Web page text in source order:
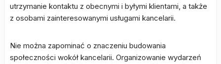
utrzymanie kontaktu z obecnymi i byłymi klientami, a także
z osobami zainteresowanymi usługami kancelarii.
Nie można zapominać o znaczeniu budowania
społeczności wokół kancelarii. Organizowanie wydarzeń